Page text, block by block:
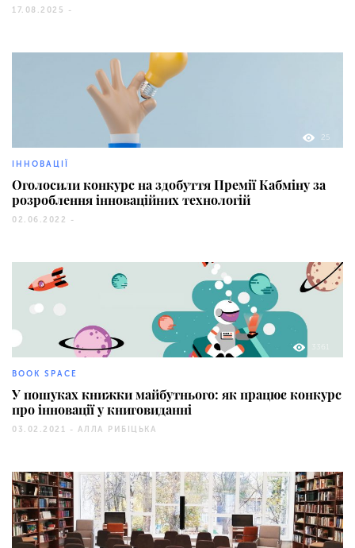
17.08.2025 -
25
ІННОВАЦІЇ
Оголосили конкурс на здобуття Премії Кабміну за
розроблення інноваційних технологій
02.06.2022 -
3361
BOOK SPACE
У пошуках книжки майбутнього: як працює конкурс
про інновації у книговиданні
03.02.2021 - АЛЛА РИБІЦЬКА